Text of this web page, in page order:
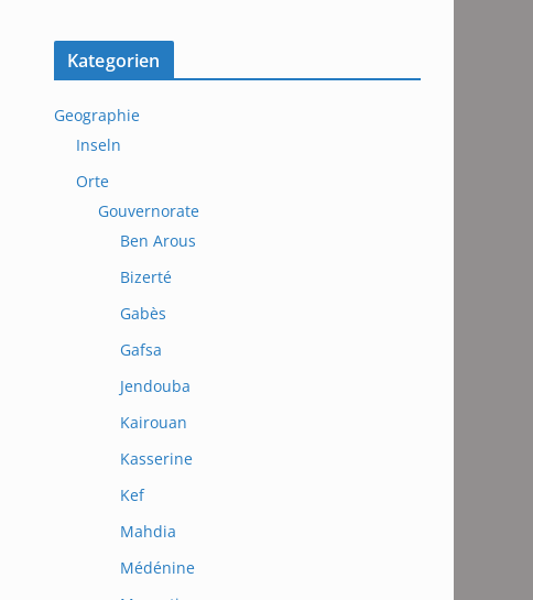
Kategorien
Geographie
Inseln
Orte
Gouvernorate
Ben Arous
Bizerté
Gabès
Gafsa
Jendouba
Kairouan
Kasserine
Kef
Mahdia
Médénine